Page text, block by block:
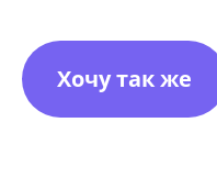
Хочу так же